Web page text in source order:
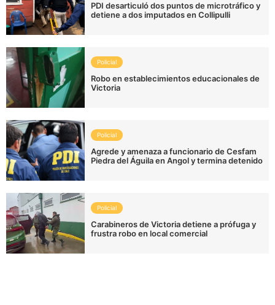
PDI desarticuló dos puntos de microtráfico y
detiene a dos imputados en Collipulli
Policial
Robo en establecimientos educacionales de
Victoria
Policial
Agrede y amenaza a funcionario de Cesfam
Piedra del Águila en Angol y termina detenido
Policial
Carabineros de Victoria detiene a prófuga y
frustra robo en local comercial